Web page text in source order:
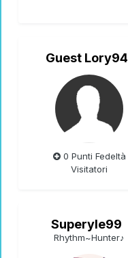
Guest Lory94
0 Punti Fedeltà
Visitatori
Superyle99
Rhythm~Hunter♪